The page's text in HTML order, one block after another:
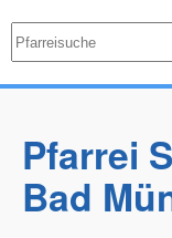
Pfarrei
Bad